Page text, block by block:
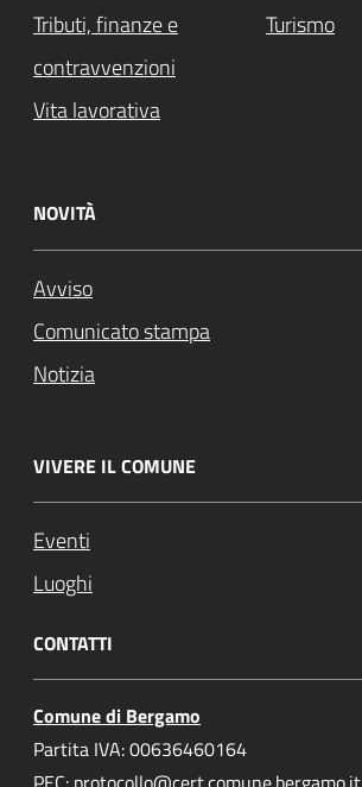
Tributi, finanze e
contravvenzioni
Turismo
Vita lavorativa
NOVITÀ
Avviso
Comunicato stampa
Notizia
VIVERE IL COMUNE
Eventi
Luoghi
CONTATTI
Comune di Bergamo
Partita IVA: 00636460164